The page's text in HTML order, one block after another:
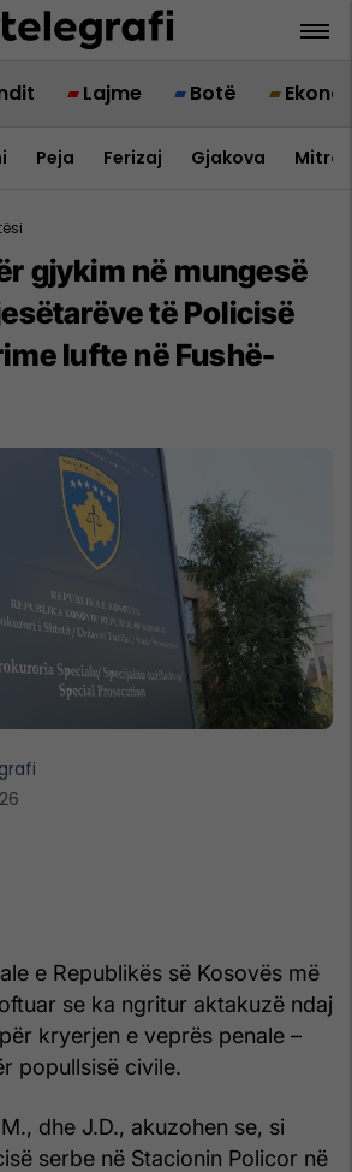
Lajme Botë
Peja Ferizaj Gjakova
gjykim në mungesë
të Policisë
lufte në Fushë-
e Republikës së Kosovës më
se ka ngritur aktakuzë ndaj
kryerjen e veprës penale –
popullsisë civile.
dhe J.D., akuzohen se, si
serbe në Stacionin Policor në